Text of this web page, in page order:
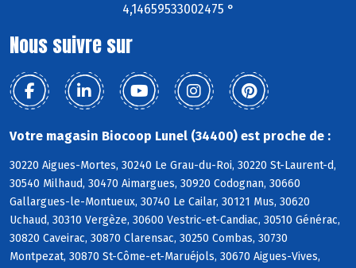
4,14659533002475 °
Nous suivre sur
Votre magasin Biocoop Lunel (34400) est proche de :
30220 Aigues-Mortes, 30240 Le Grau-du-Roi, 30220 St-Laurent-d,
30540 Milhaud, 30470 Aimargues, 30920 Codognan, 30660
Gallargues-le-Montueux, 30740 Le Cailar, 30121 Mus, 30620
Uchaud, 30310 Vergèze, 30600 Vestric-et-Candiac, 30510 Générac,
30820 Caveirac, 30870 Clarensac, 30250 Combas, 30730
Montpezat, 30870 St-Côme-et-Maruéjols, 30670 Aigues-Vives,